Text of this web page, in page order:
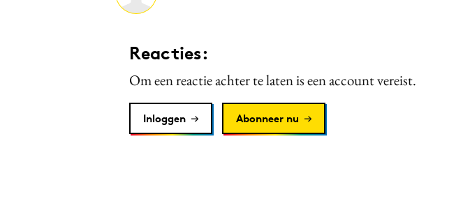
Reacties:
Om een reactie achter te laten is een account vereist.
Inloggen Abonneer nu